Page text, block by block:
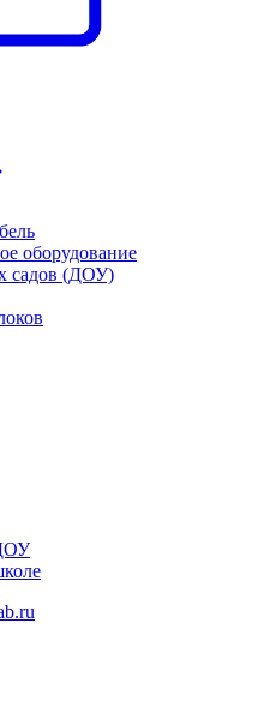
оборудование
садов (ДОУ)